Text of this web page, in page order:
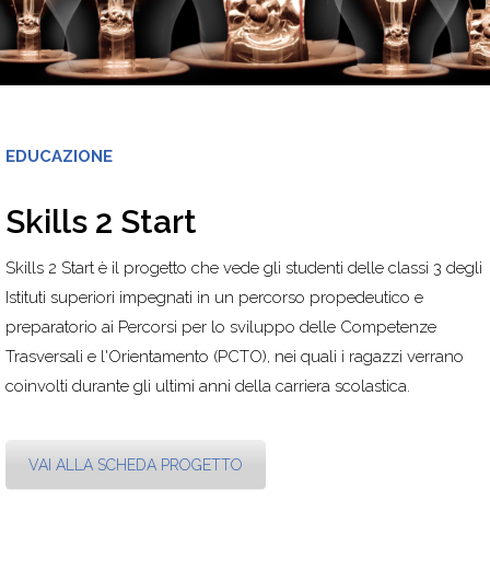
EDUCAZIONE
Skills 2 Start
Skills 2 Start è il progetto che vede gli studenti delle classi 3 degli
Istituti superiori impegnati in un percorso propedeutico e
preparatorio ai Percorsi per lo sviluppo delle Competenze
Trasversali e l'Orientamento (PCTO), nei quali i ragazzi verrano
coinvolti durante gli ultimi anni della carriera scolastica.
VAI ALLA SCHEDA PROGETTO